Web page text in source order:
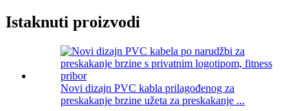
Istaknuti proizvodi
Novi dizajn PVC kabla prilagođenog za
preskakanje brzine užeta za preskakanje ...